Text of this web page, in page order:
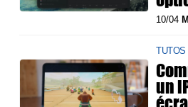
10/04
TUTOS
un